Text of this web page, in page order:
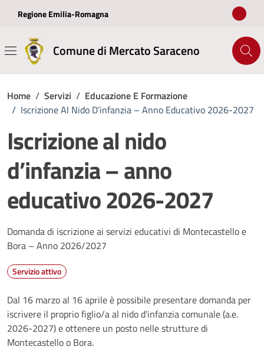
Regione Emilia-Romagna
Comune di Mercato Saraceno
Home / Servizi / Educazione E Formazione
/ Iscrizione Al Nido D’infanzia – Anno Educativo 2026-2027
Iscrizione al nido
d’infanzia – anno
educativo 2026-2027
Domanda di iscrizione ai servizi educativi di Montecastello e
Bora – Anno 2026/2027
Servizio attivo
Dal 16 marzo al 16 aprile è possibile presentare domanda per
iscrivere il proprio figlio/a al nido d'infanzia comunale (a.e.
2026-2027) e ottenere un posto nelle strutture di
Montecastello o Bora.